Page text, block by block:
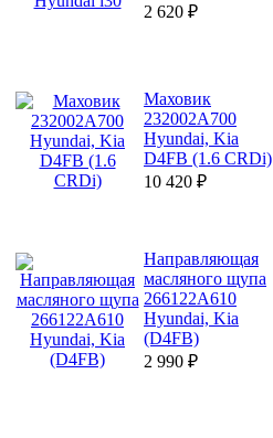
2 620 ₽
Маховик
232002A700
Hyundai, Kia
D4FB (1.6 CRDi)
10 420 ₽
Направляющая
масляного щупа
266122A610
Hyundai, Kia
(D4FB)
2 990 ₽